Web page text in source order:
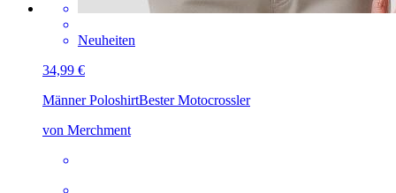
Neuheiten
34,99 €
Männer PoloshirtBester Motocrossler
von Merchment